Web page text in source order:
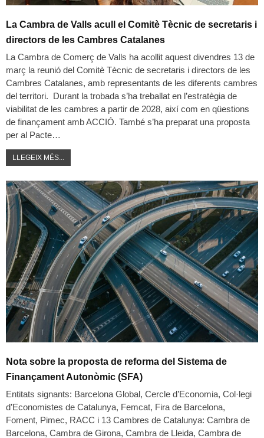
La Cambra de Valls acull el Comitè Tècnic de secretaris i
directors de les Cambres Catalanes
La Cambra de Comerç de Valls ha acollit aquest divendres 13 de
març la reunió del Comitè Tècnic de secretaris i directors de les
Cambres Catalanes, amb representants de les diferents cambres
del territori. Durant la trobada s’ha treballat en l’estratègia de
viabilitat de les cambres a partir de 2028, així com en qüestions
de finançament amb ACCIÓ. També s’ha preparat una proposta
per al Pacte…
LLEGEIX MÉS...
Nota sobre la proposta de reforma del Sistema de
Finançament Autonòmic (SFA)
Entitats signants: Barcelona Global, Cercle d’Economia, Col·legi
d’Economistes de Catalunya, Femcat, Fira de Barcelona,
Foment, Pimec, RACC i 13 Cambres de Catalunya: Cambra de
Barcelona, Cambra de Girona, Cambra de Lleida, Cambra de